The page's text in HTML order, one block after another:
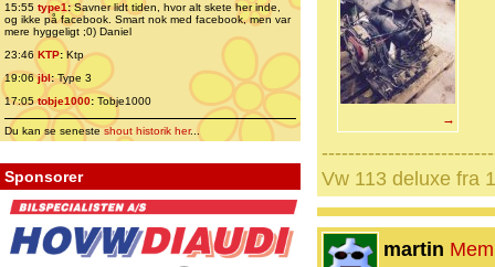
15:55 type1:Savner lidt tiden, hvor alt skete her inde,
og ikke på facebook. Smart nok med facebook, men var
mere hyggeligt ;0) Daniel
23:46 KTP:Ktp
19:06jbl:Type 3
17:05tobje1000: Tobje1000
Du kan se senesteshout historik her...
Sponsorer
→
Vw 113 deluxe fra
martin